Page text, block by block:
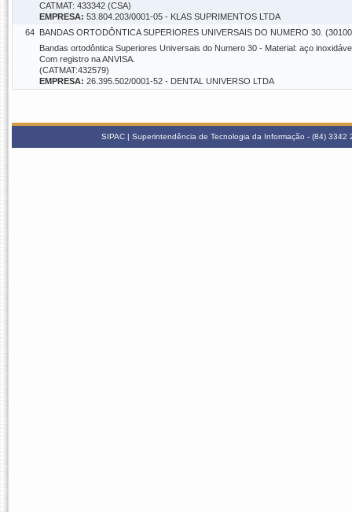
CATMAT: 433342 (CSA)
EMPRESA: 53.804.203/0001-05 - KLAS SUPRIMENTOS LTDA
64 BANDAS ORTODÔNTICA SUPERIORES UNIVERSAIS DO NUMERO 30.
Bandas ortodôntica Superiores Universais do Numero 30 - Material: aço
Com registro na ANVISA.
(CATMAT:432579)
EMPRESA: 26.395.502/0001-52 - DENTAL UNIVERSO LTDA
SIPAC | Superintendência de Tecnologia da Informação - (84)